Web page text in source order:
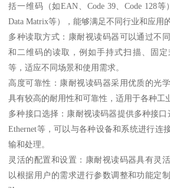
括一维码（如EAN、Code 39、Code 128等
Data Matrix等），能够满足不同行业和应用
多种读取方式：康耐视读码器可以通过不
和二维码的读取，例如手持式扫描、固
等，适应不同场景和使用需求。
高度可靠性：康耐视读码器采用优质的光
具有较高的耐用性和可靠性，适用于各种工
多种接口选择：康耐视读码器提供多种接口
Ethernet等，可以与各种设备和系统进行连
输和处理。
灵活的配置和设置：康耐视读码器具有灵
以根据用户的需求进行参数调整和功能定